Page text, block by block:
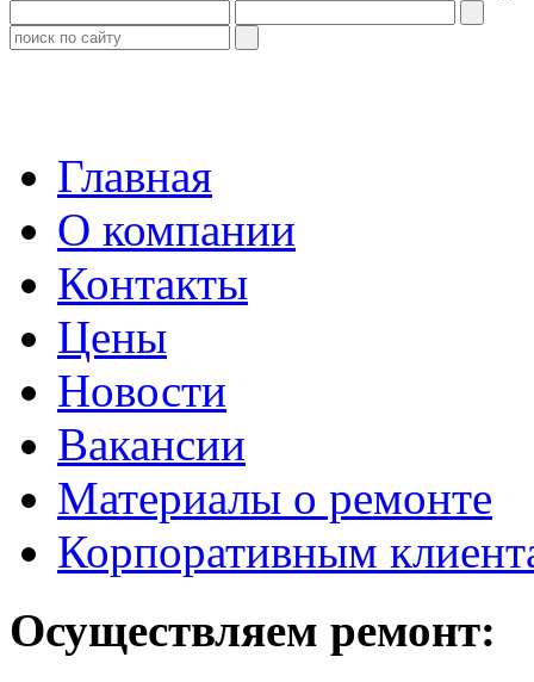
Главная
О компании
Контакты
Цены
Новости
Вакансии
Материалы о ремонте
Корпоративным
Осуществляем ремонт: